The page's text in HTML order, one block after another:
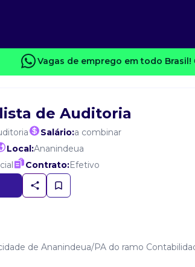
Vagas de emprego em todo Brasil!
de Auditoria
Salário:a combinar
Local:Ananindeua
Contrato:Efetivo
de Ananindeua/PA do ramo